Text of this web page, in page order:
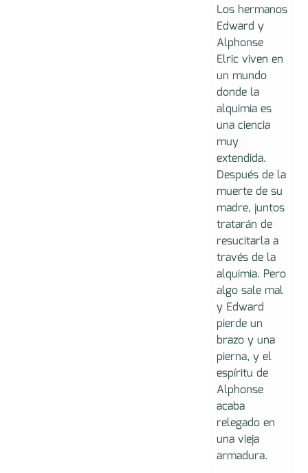
Los hermanos
Edward y
Alphonse
Elric viven en
un mundo
donde la
alquimia es
una ciencia
muy
extendida.
Después de la
muerte de su
madre, juntos
tratarán de
resucitarla a
través de la
alquimia. Pero
algo sale mal
y Edward
pierde un
brazo y una
pierna, y el
espíritu de
Alphonse
acaba
relegado en
una vieja
armadura.